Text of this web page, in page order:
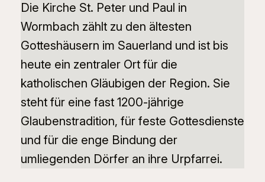
Die Kirche St. Peter und Paul in
Wormbach zählt zu den ältesten
Gotteshäusern im Sauerland und ist bis
heute ein zentraler Ort für die
katholischen Gläubigen der Region. Sie
steht für eine fast 1200-jährige
Glaubenstradition, für feste Gottesdienste
und für die enge Bindung der
umliegenden Dörfer an ihre Urpfarrei.